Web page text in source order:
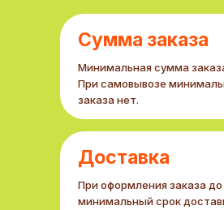
Сумма заказа
Минимальная сумма
При самовывозе
заказа нет.
Доставка
При оформления заказа до
минимальный срок
+7
Заполняйте форму и мы свяжемся
с вами в ближайшее время